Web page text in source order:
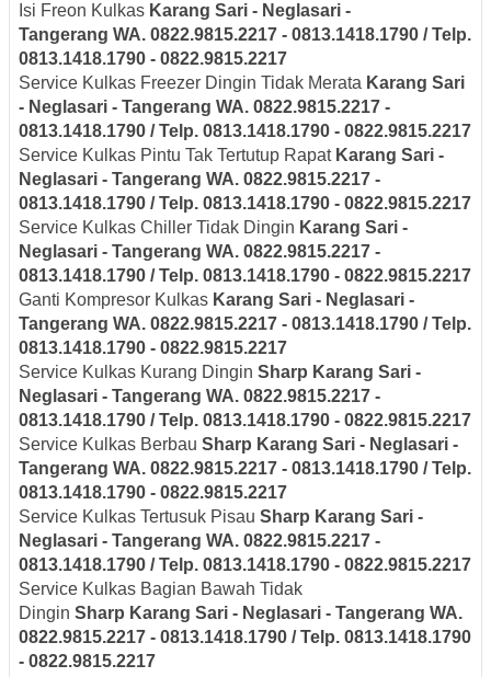
Isi Freon Kulkas Karang Sari - Neglasari -
Tangerang WA. 0822.9815.2217 - 0813.1418.1790 / Telp.
0813.1418.1790 - 0822.9815.2217
Service Kulkas Freezer Dingin Tidak Merata Karang Sari
- Neglasari - Tangerang WA. 0822.9815.2217 -
0813.1418.1790 / Telp. 0813.1418.1790 - 0822.9815.2217
Service Kulkas Pintu Tak Tertutup Rapat Karang Sari -
Neglasari - Tangerang WA. 0822.9815.2217 -
0813.1418.1790 / Telp. 0813.1418.1790 - 0822.9815.2217
Service Kulkas Chiller Tidak Dingin Karang Sari -
Neglasari - Tangerang WA. 0822.9815.2217 -
0813.1418.1790 / Telp. 0813.1418.1790 - 0822.9815.2217
Ganti Kompresor Kulkas Karang Sari - Neglasari -
Tangerang WA. 0822.9815.2217 - 0813.1418.1790 / Telp.
0813.1418.1790 - 0822.9815.2217
Service Kulkas Kurang Dingin Sharp Karang Sari -
Neglasari - Tangerang WA. 0822.9815.2217 -
0813.1418.1790 / Telp. 0813.1418.1790 - 0822.9815.2217
Service Kulkas Berbau Sharp Karang Sari - Neglasari -
Tangerang WA. 0822.9815.2217 - 0813.1418.1790 / Telp.
0813.1418.1790 - 0822.9815.2217
Service Kulkas Tertusuk Pisau Sharp Karang Sari -
Neglasari - Tangerang WA. 0822.9815.2217 -
0813.1418.1790 / Telp. 0813.1418.1790 - 0822.9815.2217
Service Kulkas Bagian Bawah Tidak
Dingin Sharp Karang Sari - Neglasari - Tangerang WA.
0822.9815.2217 - 0813.1418.1790 / Telp. 0813.1418.1790
- 0822.9815.2217